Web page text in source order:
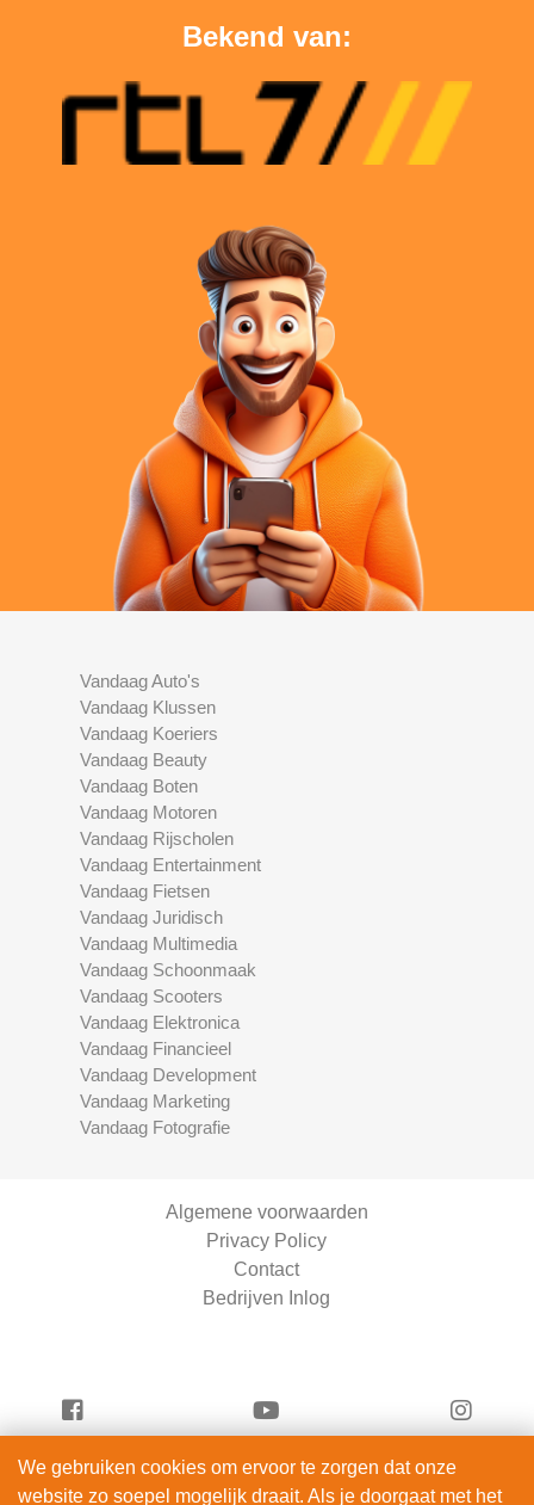
Bekend van:
Vandaag Auto's
Vandaag Klussen
Vandaag Koeriers
Vandaag Beauty
Vandaag Boten
Vandaag Motoren
Vandaag Rijscholen
Vandaag Entertainment
Vandaag Fietsen
Vandaag Juridisch
Vandaag Multimedia
Vandaag Schoonmaak
Vandaag Scooters
Vandaag Elektronica
Vandaag Financieel
Vandaag Development
Vandaag Marketing
Vandaag Fotografie
Algemene voorwaarden
Privacy Policy
Contact
Bedrijven Inlog
Vandaag Scooters is onderdeel van
We gebruiken cookies om ervoor te zorgen dat onze
website zo soepel mogelijk draait. Als je doorgaat met het